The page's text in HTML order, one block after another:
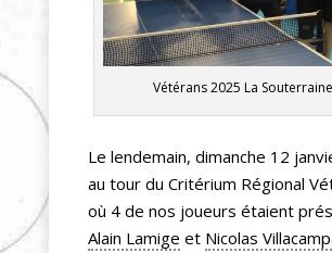
Vétérans 2025 La Souterraine
Le lendemain, dimanche 12
au tour du Critérium Régional
où 4 de nos joueurs étaient
Alain Lamige et Nicolas